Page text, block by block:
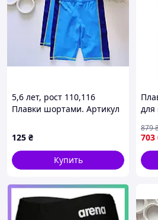
5,6 лет, рост 110,116
Плавки шортами. Артикул
125 ₴
Купить
для
703
879